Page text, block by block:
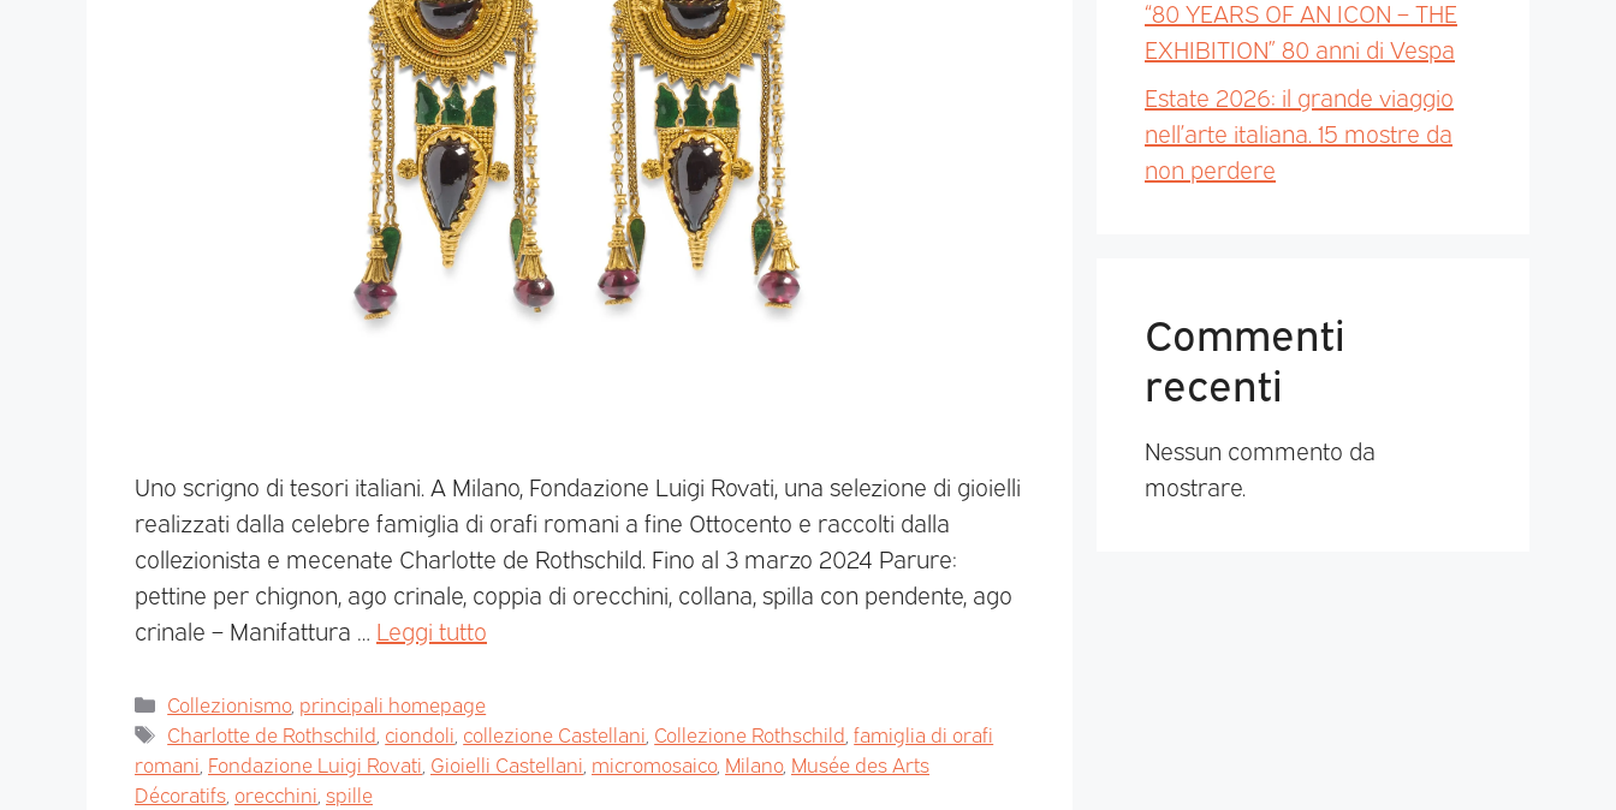
Uno scrigno di tesori italiani. A Milano, Fondazione Luigi Rovati, una selezione di gioielli
realizzati dalla celebre famiglia di orafi romani a fine Ottocento e raccolti dalla
collezionista e mecenate Charlotte de Rothschild. Fino al 3 marzo 2024 Parure:
pettine per chignon, ago crinale, coppia di orecchini, collana, spilla con pendente, ago
crinale – Manifattura … Leggi tutto
Collezionismo, principali homepage
Charlotte de Rothschild ciondoli collezione Castellani Collezione Rothschild ,famiglia di orafi
romani Fondazione Luigi Rovati Gioielli Castellani micromosaico, Milano, Musée des Arts
Décoratifs orecchini spille
“80 YEARS OF AN ICON – THE
EXHIBITION” 80 anni di Vespa
Estate 2026: il grande viaggio
nell’arte italiana. 15 mostre da
non perdere
Commenti
recenti
Nessun commento da
mostrare.